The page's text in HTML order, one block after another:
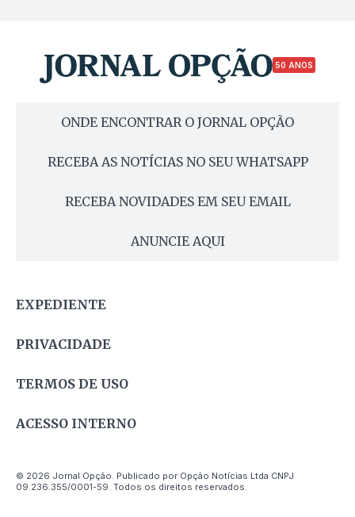
50 ANOS
ONDE ENCONTRAR O JORNAL OPÇÃO
RECEBA AS NOTÍCIAS NO SEU WHATSAPP
RECEBA NOVIDADES EM SEU EMAIL
ANUNCIE AQUI
EXPEDIENTE
PRIVACIDADE
TERMOS DE USO
ACESSO INTERNO
© 2026 Jornal Opção. Publicado por Opção Notícias Ltda CNPJ
09.236.355/0001-59. Todos os direitos reservados.